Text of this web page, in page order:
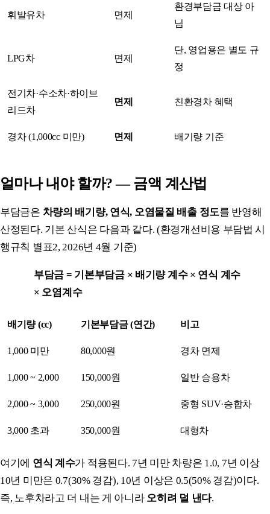
휘발유차 면제
환경부담금 대상 아
님
LPG차 면제
단, 영업용은 별도 규
정
전기차·수소차·하이브
리드차
면제 친환경차 혜택
경차 (1,000cc 미만) 면제 배기량 기준
얼마나 내야 할까? — 금액 계산법
부담금은 차량의 배기량, 연식, 오염물질 배출 정도를 반영해
산정된다. 기본 산식은 다음과 같다. (환경개선비용 부담법 시
행규칙 별표2, 2026년 4월 기준)
부담금 = 기본부담금 × 배기량 계수 × 연식 계수
× 오염계수
배기량 (cc) 기본부담금 (연간) 비고
1,000 미만 80,000원 경차 면제
1,000 ~ 2,000 150,000원 일반 승용차
2,000 ~ 3,000 250,000원 중형 SUV·승합차
3,000 초과 350,000원 대형차
여기에 연식 계수가 적용된다. 7년 미만 차량은 1.0, 7년 이상
10년 미만은 0.7(30% 경감), 10년 이상은 0.5(50% 경감)이다.
즉, 노후차라고 더 내는 게 아니라 오히려 덜 낸다.